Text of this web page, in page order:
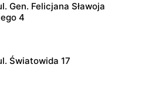
Gen. Felicjana Sławoja
4
Światowida 17